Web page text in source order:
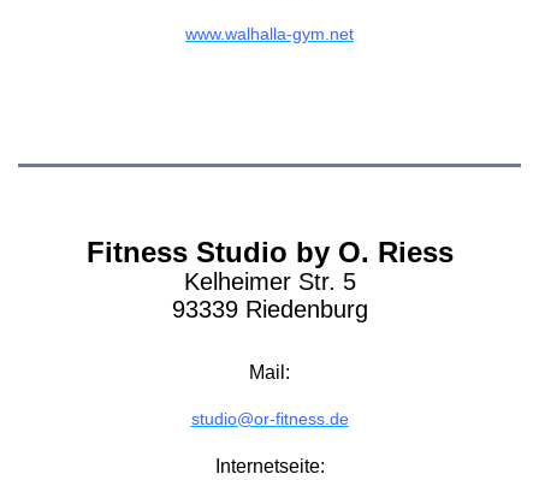
www.walhalla-gym.net
Fitness Studio by O. Riess
Kelheimer Str. 5
93339 Riedenburg
Mail:
studio@or-fitness.de
Internetseite: